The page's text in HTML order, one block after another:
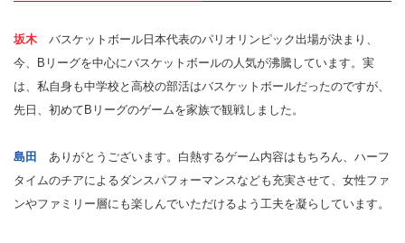
坂木 バスケットボール日本代表のパリオリンピック出場が決まり、
今、Bリーグを中心にバスケットボールの人気が沸騰しています。実
は、私自身も中学校と高校の部活はバスケットボールだったのですが、
先日、初めてBリーグのゲームを家族で観戦しました。
島田
ありがとうございます。白熱するゲーム内容はもちろん、ハーフ
タイムのチアによるダンスパフォーマンスなども充実させて、女性ファ
ンやファミリー層にも楽しんでいただけるよう工夫を凝らしています。